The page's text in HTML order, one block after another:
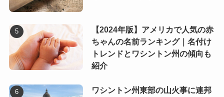
【2024年版】アメリカで人気の赤
ちゃんの名前ランキング｜名付け
トレンドとワシントン州の傾向も
紹介
ワシントン州東部の山火事に連邦